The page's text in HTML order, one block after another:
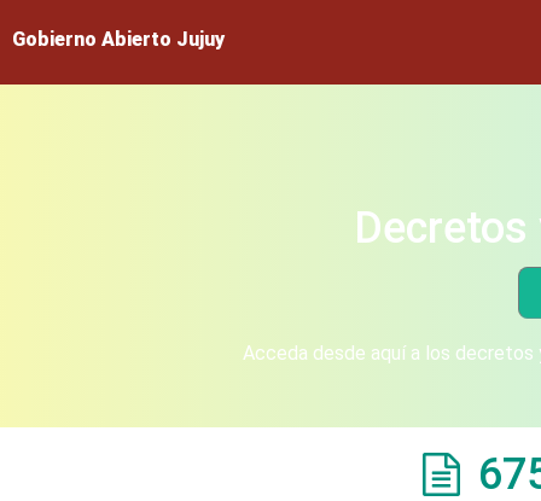
Gobierno Abierto Jujuy
Acceda desde aquí a los